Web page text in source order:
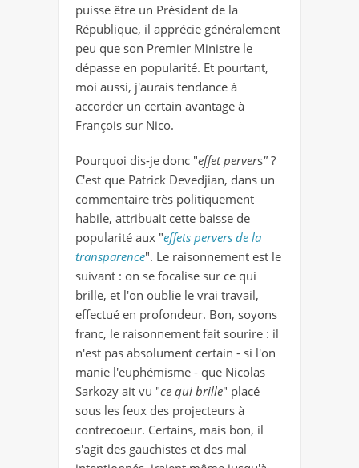
?
puisse être un Président de la
République, il apprécie généralement
peu que son Premier Ministre le
dépasse en popularité. Et pourtant,
moi aussi, j'aurais tendance à
accorder un certain avantage à
François sur Nico.
Pourquoi dis-je donc "effet pervers" ?
C'est que Patrick Devedjian, dans un
commentaire très politiquement
habile, attribuait cette baisse de
popularité aux "effets pervers de la
transparence". Le raisonnement est le
suivant : on se focalise sur ce qui
brille, et l'on oublie le vrai travail,
effectué en profondeur. Bon, soyons
franc, le raisonnement fait sourire : il
n'est pas absolument certain - si l'on
manie l'euphémisme - que Nicolas
Sarkozy ait vu "ce qui brille" placé
sous les feux des projecteurs à
contrecoeur. Certains, mais bon, il
s'agit des gauchistes et des mal